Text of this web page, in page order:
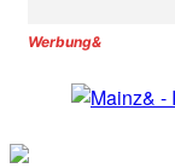
Werbung&